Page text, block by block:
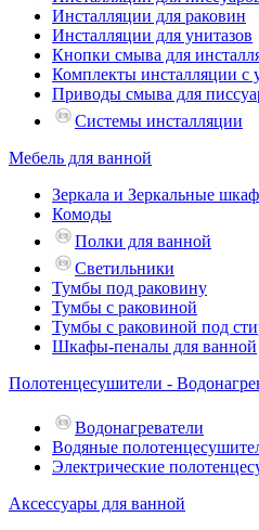
Инсталляции для раковин
Инсталляции для унитазов
Кнопки смыва для
Комплекты инсталляции с
Приводы смыва для
Системы инсталляции
Мебель для ванной
Зеркала и Зеркальные
Комоды
Полки для ванной
Светильники
Тумбы под раковину
Тумбы с раковиной
Тумбы с раковиной под
Шкафы-пеналы для ванной
Полотенцесушители -
Водонагреватели
Водяные
Электрические
Аксессуары для ванной